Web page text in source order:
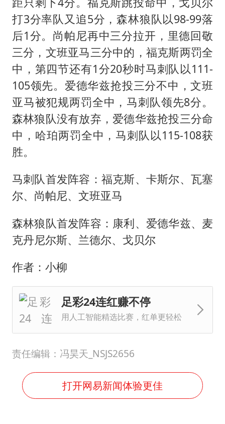
打3分率队又追5分，森林狼队以98-99落
后1分。尚帕尼再中三分拉开，里德回敬
三分，文班亚马三分中的，福克斯两罚全
中，第四节还有1分20秒时马刺队以111-
105领先。爱德华兹抢投三分不中，文班
亚马被犯规两罚全中，马刺队领先8分。
森林狼队没有放弃，爱德华兹抢投三分命
中，哈珀两罚全中，马刺队以115-108获
胜。
马刺队首发阵容：福克斯、卡斯尔、瓦塞
尔、尚帕尼、文班亚马
森林狼队首发阵容：康利、爱德华兹、麦
克丹尼尔斯、兰德尔、戈贝尔
作者：小柳
足彩24连红赚不停
用人工智能精选比赛，红单更轻松
责任编辑：冯昊天_NSJS2656
打开网易新闻体验更佳